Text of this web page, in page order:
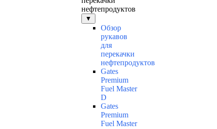
нефтепродуктов
▼
Обзор
рукавов
для
перекачки
нефтепродуктов
Gates
Premium
Fuel Master
D
Gates
Premium
Fuel Master